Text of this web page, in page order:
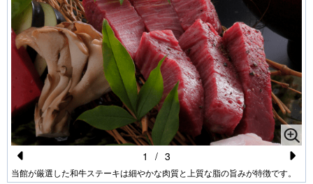
Pr
当館が厳選した和牛ステーキは細やかな肉質と上質な脂の旨みが特徴です。
N
1 / 3